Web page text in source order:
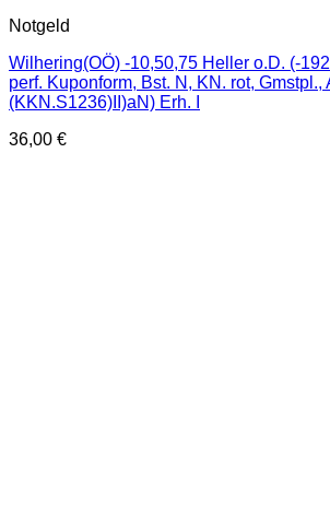
Notgeld
Wilhering(OÖ) -10,50,75 Heller o.D. (-
perf. Kuponform, Bst. N, KN. rot, Gmstpl.,
(KKN.S1236)II)aN) Erh. I
36,00 €